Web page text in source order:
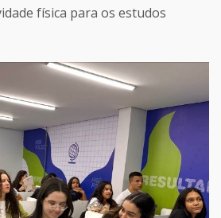
física para os estudos